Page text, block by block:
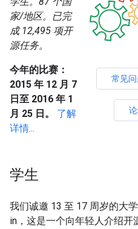
常见
家/地区。已完
成 12,495 项开
源任务。
今年的比赛：
2015 年 12 月 7
日至 2016 年 1
月 25 日。
了解
详情...
学生
我们诚邀 13 至 17 周岁的大
in，这是一个向年轻人介绍